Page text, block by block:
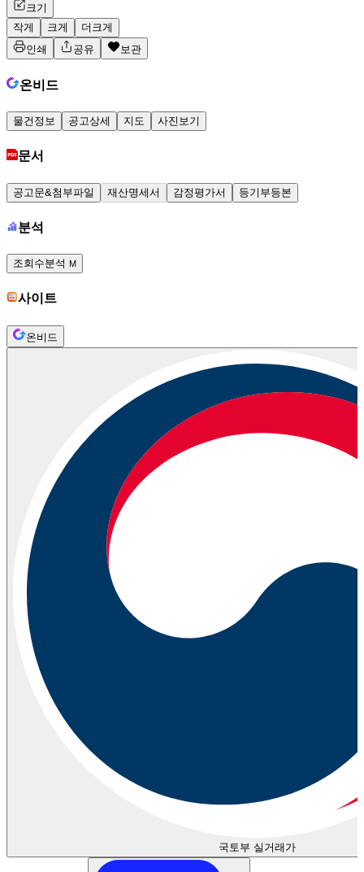
크기
작게
크게
더크게
인쇄
공유 보관
온비드
물건정보 공고상세 지도 사진보기
문서
공고문&첨부파일 재산명세서 감정평가서 등기부등본
분석
조회수분석 M
사이트
온비드
국토부 실거래가